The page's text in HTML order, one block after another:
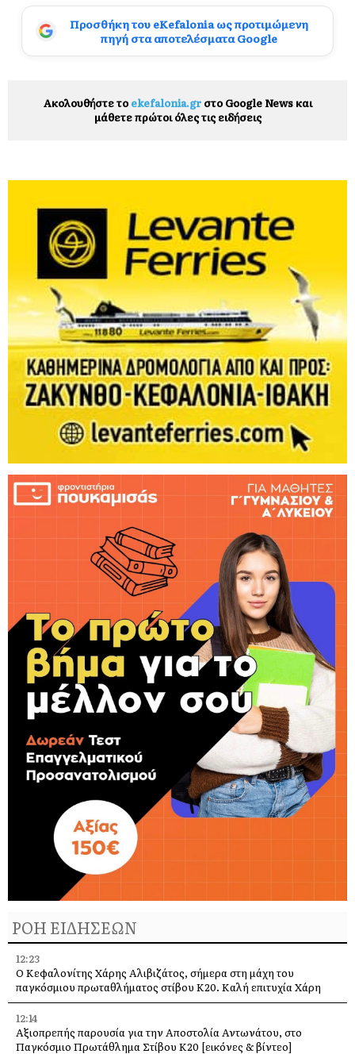
Προσθήκη του eKefalonia ως προτιμώμενη
πηγή στα αποτελέσματα Google
Ακολουθήστε το ekefalonia.grστο Google News και
μάθετε πρώτοι όλες τις ειδήσεις
ΡΟΗ ΕΙΔΗΣΕΩΝ
12:23
Ο Κεφαλονίτης Χάρης Αλιβιζάτος, σήμερα στη μάχη του
παγκόσμιου πρωταθλήματος στίβου Κ20. Καλή επιτυχία Χάρη
12:14
Αξιοπρεπής παρουσία για την Αποστολία Αντωνάτου, στο
Παγκόσμιο Πρωτάθλημα Στίβου Κ20 [εικόνες & βίντεο]